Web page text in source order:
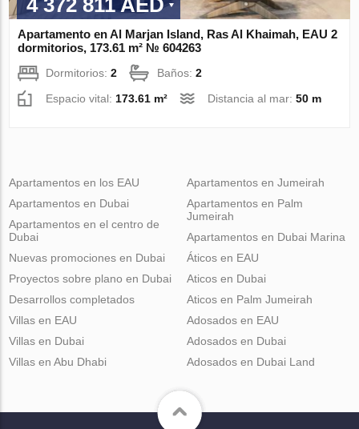
Apartamento en Al Marjan Island, Ras Al Khaimah, EAU 2
dormitorios, 173.61 m² № 604263
Dormitorios:2 Baños:2
Espacio vital: 173.61 m² Distancia al mar:50 m
Apartamentos en los EAU
Apartamentos en Dubai
Apartamentos en el centro de
Dubai
Apartamentos en Jumeirah
Apartamentos en Palm
Jumeirah
Apartamentos en Dubai Marina
Nuevas promociones en Dubai
Proyectos sobre plano en Dubai
Desarrollos completados
Áticos en EAU
Aticos en Dubai
Aticos en Palm Jumeirah
Villas en EAU
Villas en Dubai
Villas en Abu Dhabi
Adosados en EAU
Adosados en Dubai
Adosados en Dubai Land